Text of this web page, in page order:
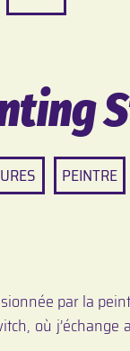
PEINTRE
par la
où